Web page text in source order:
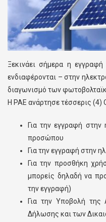
Ξεκινάει σήμερα η
ενδιαφέρονται – στην
διαγωνισμό των
Η ΡΑΕ ανάρτησε τέσσερις (4)
Για την εγγραφή
προσώπου
Για την εγγραφή στην
Για την προσθήκη
μπορείς δηλαδή να
την εγγραφή)
Για την Υποβολή της
Δήλωσης και των